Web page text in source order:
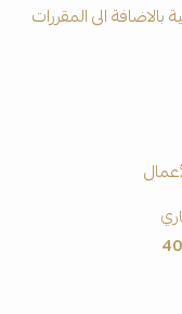
بالاضافة الى المقررات